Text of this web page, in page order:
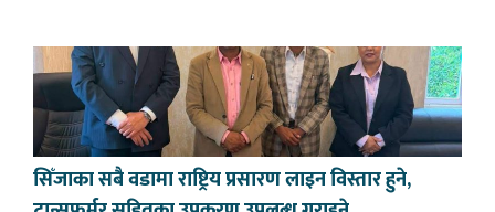
सिँजाका सबै वडामा राष्ट्रिय प्रसारण लाइन विस्तार हुने,